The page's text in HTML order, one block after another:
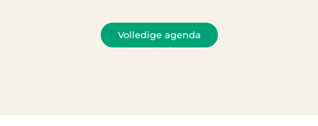
Volledige agenda